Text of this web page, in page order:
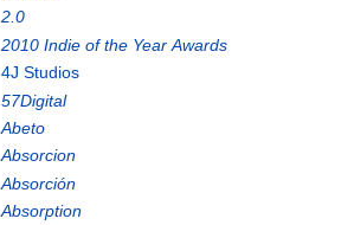
2.0
2010 Indie of the Year Awards
4J Studios
57Digital
Abeto
Absorcion
Absorción
Absorption